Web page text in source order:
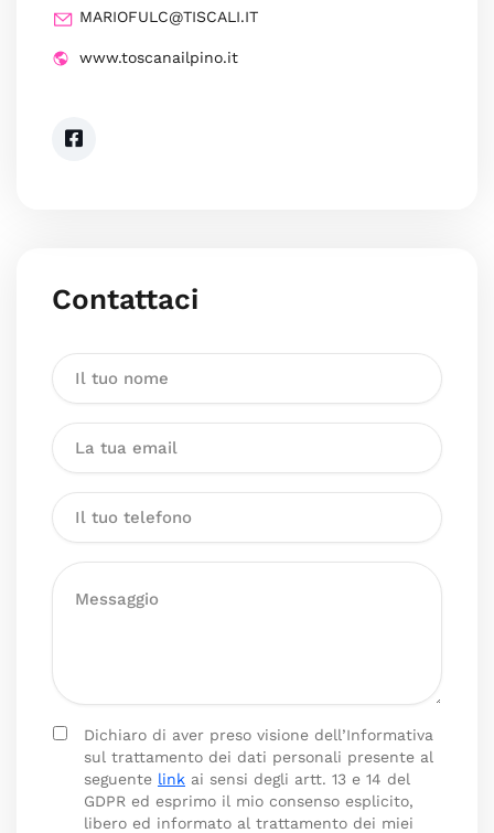
MARIOFULC@TISCALI.IT
www.toscanailpino.it
Contattaci
Dichiaro di aver preso visione dell’Informativa
sul trattamento dei dati personali presente al
seguente link ai sensi degli artt. 13 e 14 del
GDPR ed esprimo il mio consenso esplicito,
libero ed informato al trattamento dei miei